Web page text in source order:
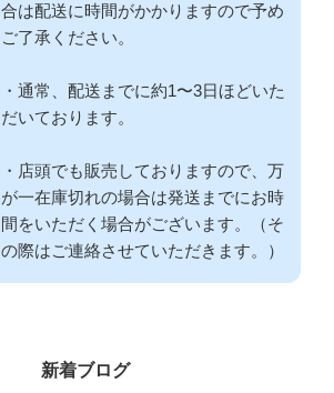
合は配送に時間がかかりますので予め
ご了承ください。
・通常、配送までに約1〜3日ほどいた
だいております。
・店頭でも販売しておりますので、万
が一在庫切れの場合は発送までにお時
間をいただく場合がございます。（そ
の際はご連絡させていただきます。）
新着ブログ